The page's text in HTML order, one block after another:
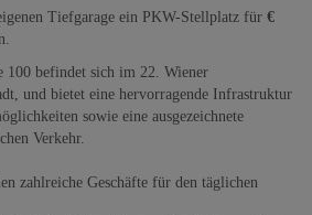
Tiefgarage ein PKW-Stellplatz für €
100 befindet sich im 22. Wiener
und bietet eine hervorragende Infrastruktur
sowie eine ausgezeichnete
Verkehr.
zahlreiche Geschäfte für den täglichen